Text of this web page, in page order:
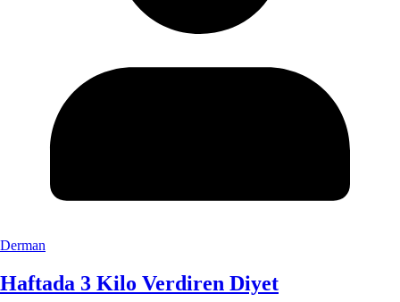
Derman
Haftada 3 Kilo Verdiren Diyet